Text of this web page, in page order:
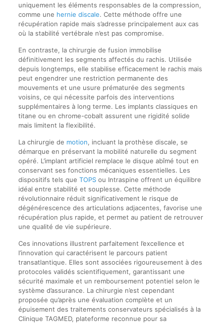
uniquement les éléments responsables de la compression,
comme une hernie discale. Cette méthode offre une
récupération rapide mais s’adresse principalement aux cas
où la stabilité vertébrale n’est pas compromise.
En contraste, la chirurgie de fusion immobilise
définitivement les segments affectés du rachis. Utilisée
depuis longtemps, elle stabilise efficacement le rachis mais
peut engendrer une restriction permanente des
mouvements et une usure prématurée des segments
voisins, ce qui nécessite parfois des interventions
supplémentaires à long terme. Les implants classiques en
titane ou en chrome-cobalt assurent une rigidité solide
mais limitent la flexibilité.
La chirurgie de motion, incluant la prothèse discale, se
démarque en préservant la mobilité naturelle du segment
opéré. L’implant artificiel remplace le disque abîmé tout en
conservant ses fonctions mécaniques essentielles. Les
dispositifs tels que TOPSou Intraspine offrent un équilibre
idéal entre stabilité et souplesse. Cette méthode
révolutionnaire réduit significativement le risque de
dégénérescence des articulations adjacentes, favorise une
récupération plus rapide, et permet au patient de retrouver
une qualité de vie supérieure.
Ces innovations illustrent parfaitement l’excellence et
l’innovation qui caractérisent le parcours patient
transatlantique. Elles sont associées rigoureusement à des
protocoles validés scientifiquement, garantissant une
sécurité maximale et un remboursement potentiel selon le
système d’assurance. La chirurgie n’est cependant
proposée qu’après une évaluation complète et un
épuisement des traitements conservateurs spécialisés à la
Clinique TAGMED, plateforme reconnue pour sa